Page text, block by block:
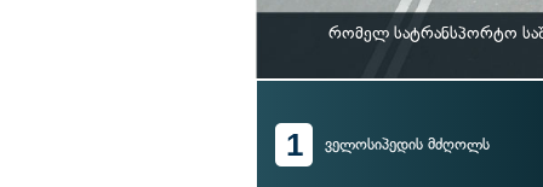
რომელ სატრანსპორტო
1 ველოსიპედის მძღოლს